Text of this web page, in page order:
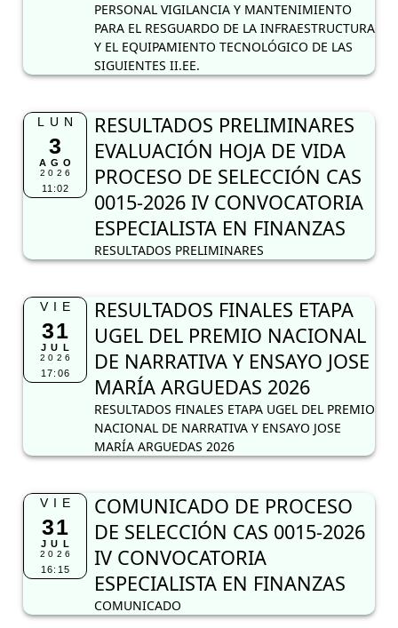
PERSONAL VIGILANCIA Y MANTENIMIENTO
PARA EL RESGUARDO DE LA INFRAESTRUCTURA
Y EL EQUIPAMIENTO TECNOLÓGICO DE LAS
SIGUIENTES II.EE.
LUN
3
AGO
2026
11:02
RESULTADOS PRELIMINARES
EVALUACIÓN HOJA DE VIDA
PROCESO DE SELECCIÓN CAS
0015-2026 IV CONVOCATORIA
ESPECIALISTA EN FINANZAS
RESULTADOS PRELIMINARES
VIE
31
JUL
2026
17:06
RESULTADOS FINALES ETAPA
UGEL DEL PREMIO NACIONAL
DE NARRATIVA Y ENSAYO JOSE
MARÍA ARGUEDAS 2026
RESULTADOS FINALES ETAPA UGEL DEL PREMIO
NACIONAL DE NARRATIVA Y ENSAYO JOSE
MARÍA ARGUEDAS 2026
VIE
31
JUL
2026
16:15
COMUNICADO DE PROCESO
DE SELECCIÓN CAS 0015-2026
IV CONVOCATORIA
ESPECIALISTA EN FINANZAS
COMUNICADO